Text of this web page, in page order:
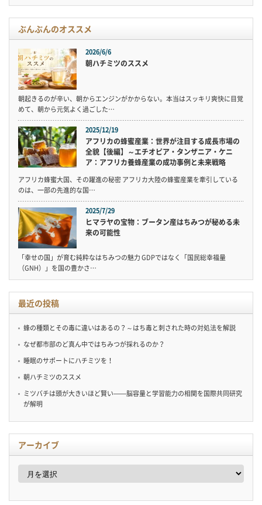
ぶんぶんのオススメ
2026/6/6
朝ハチミツのススメ
朝起きるのが辛い、朝からエンジンがかからない。本当はスッキリ爽快に目覚
めて、朝から元気よく過ごした…
2025/12/19
アフリカの蜂蜜産業：世界が注目する成長市場の
全貌【後編】～エチオピア・タンザニア・ケニ
ア：アフリカ養蜂産業の成功事例と未来戦略
アフリカ蜂蜜大国、その躍進の秘密 アフリカ大陸の蜂蜜産業を牽引している
のは、一部の先進的な国…
2025/7/29
ヒマラヤの宝物：ブータン産はちみつが秘める未
来の可能性
「幸せの国」が育む純粋なはちみつの魅力 GDPではなく「国民総幸福量
（GNH）」を国の豊かさ…
最近の投稿
蜂の種類とその毒に違いはあるの？～はち毒と刺された時の対処法を解説
なぜ都市部のど真ん中ではちみつが採れるのか？
睡眠のサポートにハチミツを！
朝ハチミツのススメ
ミツバチは頭が大きいほど賢い——脳容量と学習能力の相関を国際共同研究
が解明
アーカイブ
ア
イ